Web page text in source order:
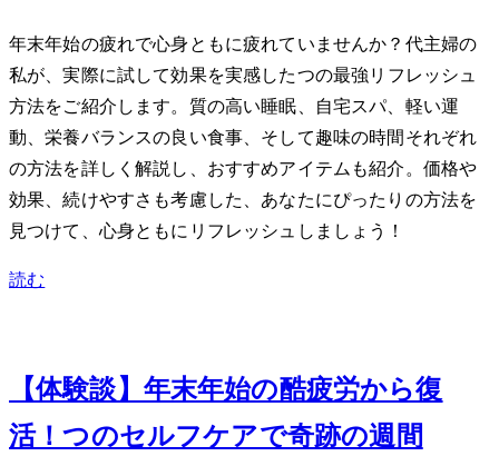
年末年始の疲れで心身ともに疲れていませんか？40代主婦の
私が、実際に試して効果を実感した5つの最強リフレッシュ
方法をご紹介します。質の高い睡眠、自宅スパ、軽い運
動、栄養バランスの良い食事、そして趣味の時間…それぞれ
の方法を詳しく解説し、おすすめアイテムも紹介。価格や
効果、続けやすさも考慮した、あなたにぴったりの方法を
見つけて、心身ともにリフレッシュしましょう！
読む
【体験談】年末年始の酷疲労から復
活！5つのセルフケアで奇跡の1週間